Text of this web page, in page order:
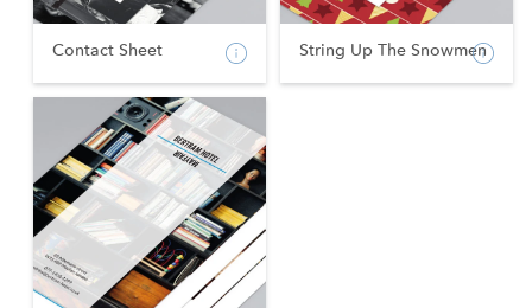
Contact Sheet String Up The Snowmen